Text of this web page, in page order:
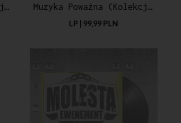
Opowieści z podwórkowej ławki (RSD: Micro Floppy Edition)
Muzyka Poważna (Kolekcja 33 Obroty/180g)
LP | 99,99 PLN